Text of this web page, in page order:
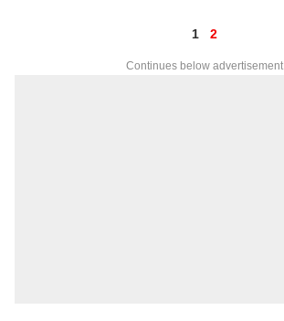
1 2
Continues below advertisement